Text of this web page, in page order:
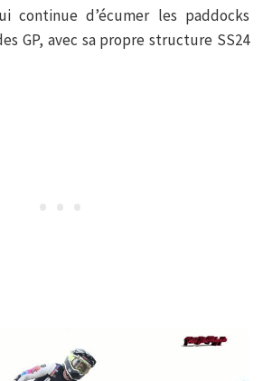
continue d’écumer les paddocks
GP, avec sa propre structure SS24